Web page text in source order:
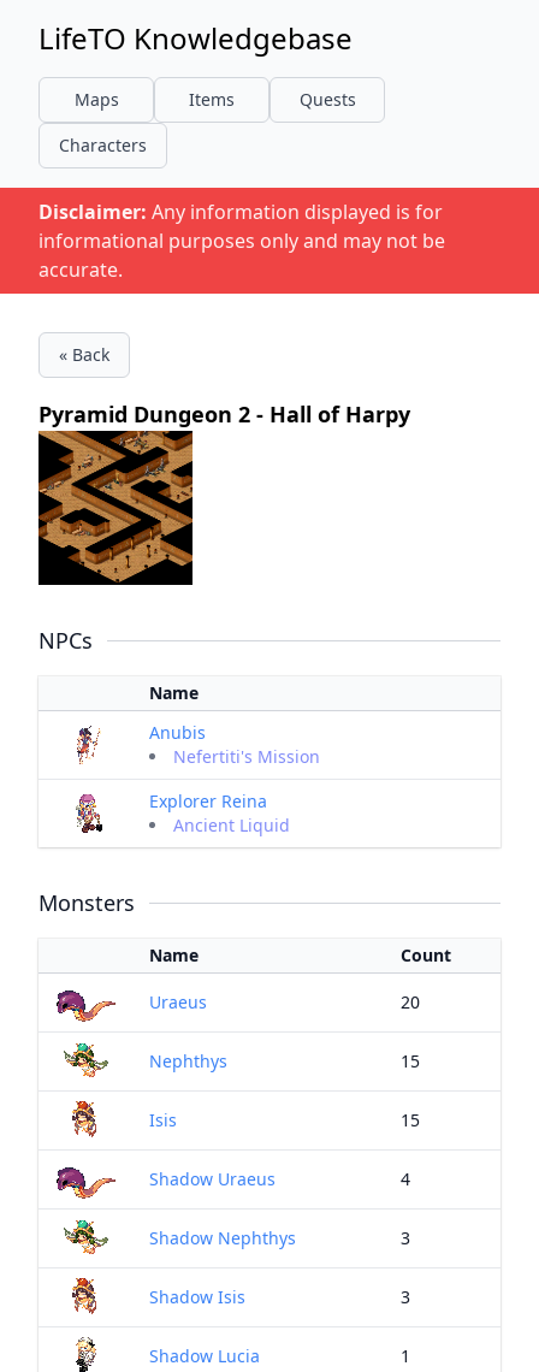
LifeTO Knowledgebase
Maps Items
Quests
Characters
Disclaimer: Any information displayed is for
informational purposes only and may not be
accurate.
« Back
Pyramid Dungeon 2 - Hall of Harpy
NPCs
Name
Anubis
Nefertiti's Mission
Explorer Reina
Ancient Liquid
Monsters
Name Count
Uraeus 20
Nephthys 15
Isis 15
Shadow Uraeus 4
Shadow Nephthys 3
Shadow Isis 3
Shadow Lucia 1